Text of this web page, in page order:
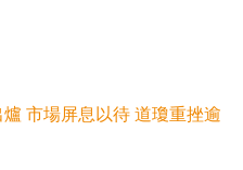
市場屏息以待 道瓊重挫逾